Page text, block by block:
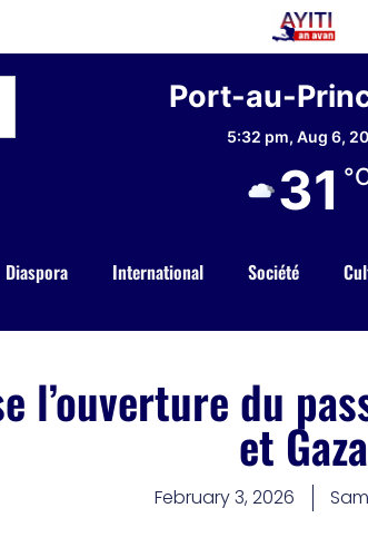
Port-au-
5:32 pm, Aug 6,
31
Diaspora International Société
l’ouverture du
et Gaza
February 3, 2026